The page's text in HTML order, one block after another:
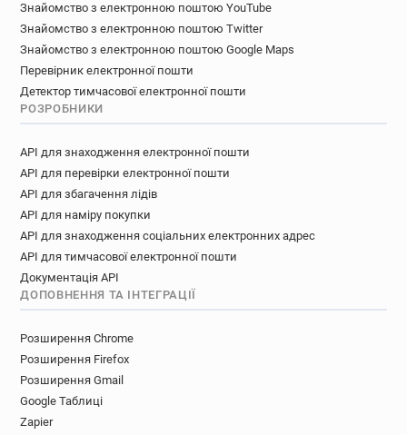
Знайомство з електронною поштою YouTube
Знайомство з електронною поштою Twitter
Знайомство з електронною поштою Google Maps
Перевірник електронної пошти
Детектор тимчасової електронної пошти
РОЗРОБНИКИ
API для знаходження електронної пошти
API для перевірки електронної пошти
API для збагачення лідів
API для наміру покупки
API для знаходження соціальних електронних адрес
API для тимчасової електронної пошти
Документація API
ДОПОВНЕННЯ ТА ІНТЕГРАЦІЇ
Розширення Chrome
Розширення Firefox
Розширення Gmail
Google Таблиці
Zapier